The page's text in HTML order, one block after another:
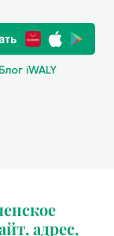
Блог iWALY
адрес,